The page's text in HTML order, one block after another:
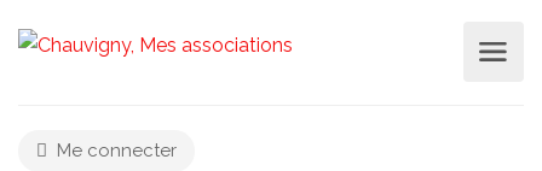
Me connecter